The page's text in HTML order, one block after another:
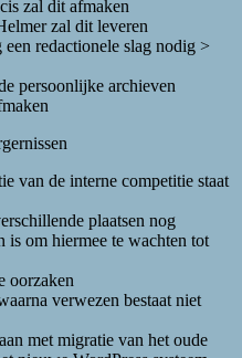
zal dit afmaken
zal dit leveren
een redactionele slag nodig >
persoonlijke archieven
van de interne competitie staat
plaatsen nog
is om hiermee te wachten tot
oorzaken
verwezen bestaat niet
met migratie van het oude